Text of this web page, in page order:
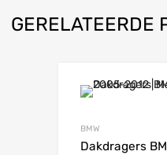
GERELATEERDE
BMW
Dakdragers